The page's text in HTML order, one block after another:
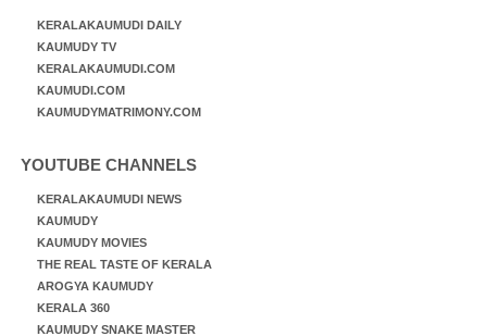
KERALAKAUMUDI DAILY
KAUMUDY TV
KERALAKAUMUDI.COM
KAUMUDI.COM
KAUMUDYMATRIMONY.COM
YOUTUBE CHANNELS
KERALAKAUMUDI NEWS
KAUMUDY
KAUMUDY MOVIES
THE REAL TASTE OF KERALA
AROGYA KAUMUDY
KERALA 360
KAUMUDY SNAKE MASTER